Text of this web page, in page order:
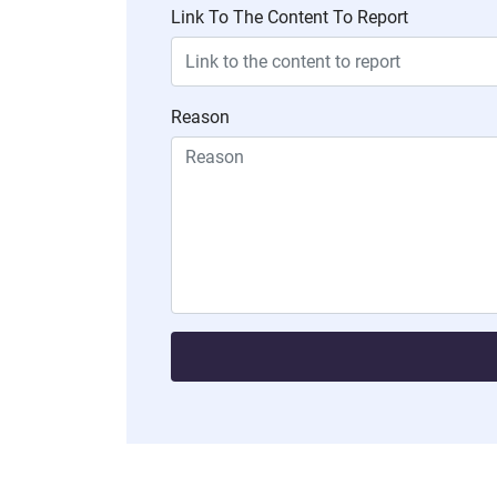
Link To The Content To Report
Reason